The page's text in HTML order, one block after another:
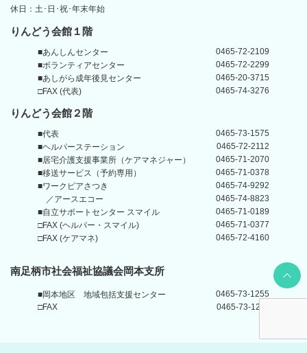
休日：土･日･祝･年末年始
りんどう会館１階
■あんしんセンター
0465-72-2109
■ボランティアセンター
0465-72-2299
■あしがら成年後見センター
0465-20-3715
□FAX (代表)
0465-74-3276
りんどう会館 ２階
■代表
0465-73-1575
■ヘルパーステーション
0465-72-2112
■居宅介護支援事業所 （ケアマネジャー）
0465-71-2070
■移送サービス（予約専用）
0465-71-0378
■ワークピアさつき
0465-74-9292
／アースエコー
0465-74-8823
■自立サポートセンター スマイル
0465-71-0189
□FAX (ヘルパー・スマイル)
0465-71-0377
□FAX (ケアマネ)
0465-72-4160
南足柄市社会福祉協議会岡本支所
■岡本地区 地域包括支援センター
0465-73-1255
□FAX
0465-73-1211
Back